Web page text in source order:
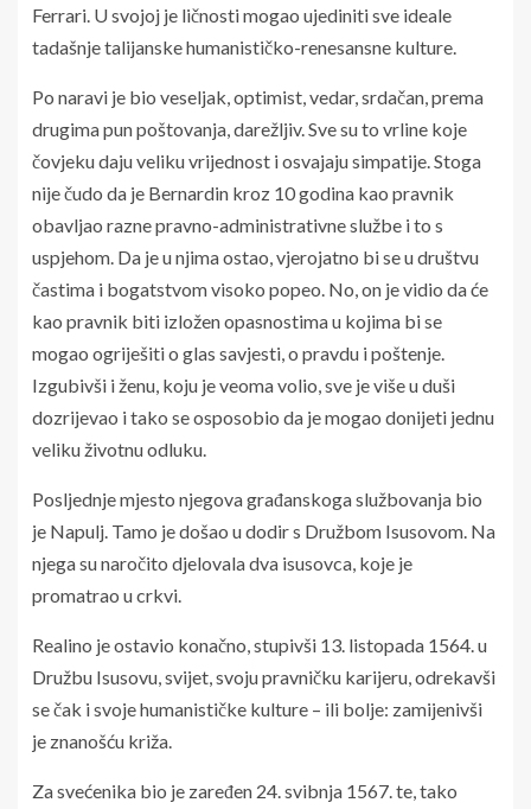
Ferrari. U svojoj je ličnosti mogao ujediniti sve ideale
tadašnje talijanske humanističko-renesansne kulture.
Po naravi je bio veseljak, optimist, vedar, srdačan, prema
drugima pun poštovanja, darežljiv. Sve su to vrline koje
čovjeku daju veliku vrijednost i osvajaju simpatije. Stoga
nije čudo da je Bernardin kroz 10 godina kao pravnik
obavljao razne pravno-administrativne službe i to s
uspjehom. Da je u njima ostao, vjerojatno bi se u društvu
častima i bogatstvom visoko popeo. No, on je vidio da će
kao pravnik biti izložen opasnostima u kojima bi se
mogao ogriješiti o glas savjesti, o pravdu i poštenje.
Izgubivši i ženu, koju je veoma volio, sve je više u duši
dozrijevao i tako se osposobio da je mogao donijeti jednu
veliku životnu odluku.
Posljednje mjesto njegova građanskoga službovanja bio
je Napulj. Tamo je došao u dodir s Družbom Isusovom. Na
njega su naročito djelovala dva isusovca, koje je
promatrao u crkvi.
Realino je ostavio konačno, stupivši 13. listopada 1564. u
Družbu Isusovu, svijet, svoju pravničku karijeru, odrekavši
se čak i svoje humanističke kulture – ili bolje: zamijenivši
je znanošću križa.
Za svećenika bio je zaređen 24. svibnja 1567. te, tako